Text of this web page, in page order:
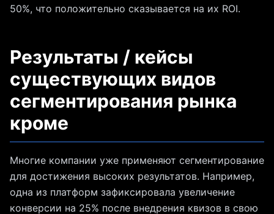
50%, что положительно сказывается на их ROI.
Результаты / кейсы
существующих видов
сегментирования рынка
кроме
Многие компании уже применяют сегментирование
для достижения высоких результатов. Например,
одна из платформ зафиксировала увеличение
конверсии на 25% после внедрения квизов в свою